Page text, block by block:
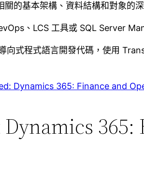
的基本架構、資料結構和對象的
、LCS 工具或 SQL Server
向式程式語言開發代碼，使用
Dynamics 365: Finance and